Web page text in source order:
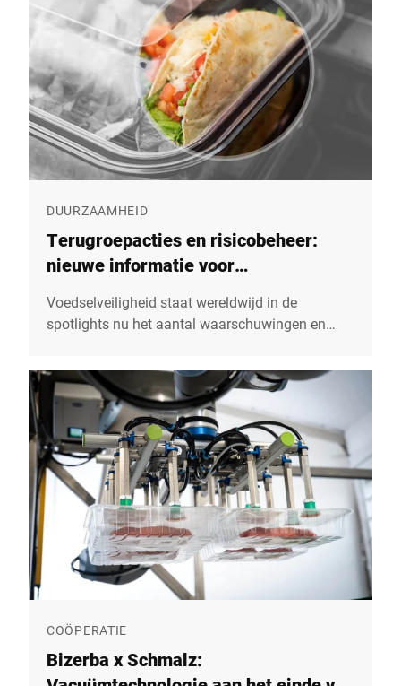
samenleving en het vertrouwen in de hele
voedselketen. Bij Bizerba zien we
voedselveiligheid niet alleen als een technische
uitdaging, maar ook als een maatschappelijke
verantwoordelijkheid.
DUURZAAMHEID
Terugroepacties en risicobeheer:
nieuwe informatie voor
Voedselveiligheid staat wereldwijd in de
spotlights nu het aantal waarschuwingen en
bereikt. Maar wat veroorzaakt een product recall,
wat zijn de gevolgen en hoe kan de veiligheid in
de toeleveringsketens het risico minimaliseren?
COÖPERATIE
Bizerba x Schmalz: